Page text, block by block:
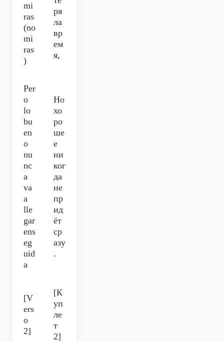
mi
ras
(no
mi
ras
)
ря
ла
вр
ем
я,
Per
o
lo
bu
en
o
nu
nc
a
va
a
lle
gar
ens
eg
uid
a
Но
хо
ро
ше
е
ни
ког
да
не
пр
ид
ёт
ср
азу
.
[V
ers
o
2]
[К
уп
ле
т
2]